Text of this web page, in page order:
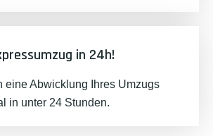
in 24h!
eine Abwicklung Ihres Umzugs
in unter 24 Stunden.